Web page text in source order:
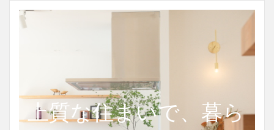
上質な住まいで、暮ら